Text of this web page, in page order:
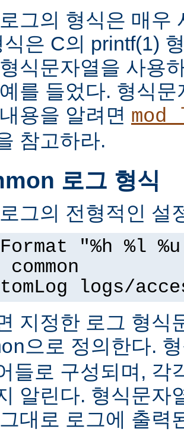
그의 형식은 매우
식은 C의 printf(1)
식문자열을 사용
를 들었다. 형식
용을 알려면
참고하라.
로그 형식
그의 전형적인 설
"%h %l
common
logs/
지정한 로그 형식
으로 정의한다.
들로 구성되며, 각
알린다. 형식문자
대로 로그에 출력